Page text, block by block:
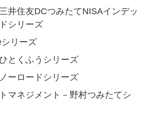
井住友DCつみたてNISAインデッ
シリーズ
リーズ
とくふうシリーズ
ーロードシリーズ
マネジメント－野村つみたてシ